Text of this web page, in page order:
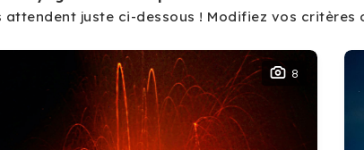
attendent juste ci-dessous ! Modifiez vos critères
8